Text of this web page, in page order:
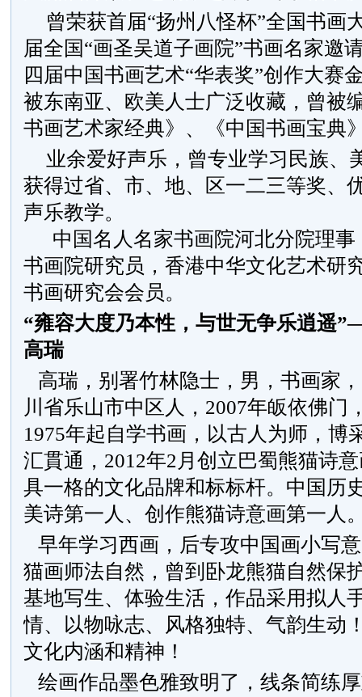
曾荣获首届“扬州八怪杯”全国书画
届全国“画圣吴道子画院”书画名家邀
四届中国书画艺术“华表奖”创作大赛
被东南亚、欧美人士广泛收藏，曾被
书画艺术家经典》、《中国书画宝典
业余爱好声乐，曾专业学习民族、
获得过省、市、地、区一二三等奖、
声乐教学。
中国名人名家书画院河北分院理
书画院研究员，香港中华文化艺术研
书画研究会会员。
“雍容大度乃本性，与世无争乐逍遥
高瑞
高瑞，别署竹林隐士，男，书画家
川省乐山市中区人，2007年皈依佛门
1975年起自学书画，以古人为师，博
汇貫通，2012年2月创立巴蜀熊猫诗
具一格的文化品牌和标标杆。中国历
美诗第一人、创作熊猫诗意画第一人
早年学习西画，后专攻中国画小写
猫画师法自然，曾到卧龙熊猫自然保
基地写生、体验生活，作品采用拟人
情、以物咏志、风格独特、气韵生动
文化内涵和精神！
绘画作品墨色雅致明了，线条简练